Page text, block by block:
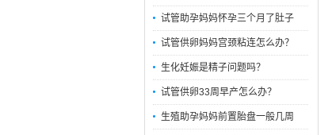
试管助孕妈妈怀孕三个月了肚子
试管供卵妈妈宫颈粘连怎么办？
生化妊娠是精子问题吗？
试管供卵33周早产怎么办？
生殖助孕妈妈前置胎盘一般几周